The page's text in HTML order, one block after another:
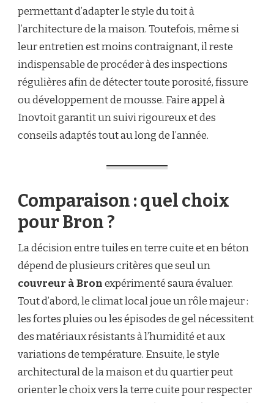
permettant d’adapter le style du toit à
l’architecture de la maison. Toutefois, même si
leur entretien est moins contraignant, il reste
indispensable de procéder à des inspections
régulières afin de détecter toute porosité, fissure
ou développement de mousse. Faire appel à
Inovtoit garantit un suivi rigoureux et des
conseils adaptés tout au long de l’année.
Comparaison : quel choix
pour Bron ?
La décision entre tuiles en terre cuite et en béton
dépend de plusieurs critères que seul un
couvreur à Bronexpérimenté saura évaluer.
Tout d’abord, le climat local joue un rôle majeur :
les fortes pluies ou les épisodes de gel nécessitent
des matériaux résistants à l’humidité et aux
variations de température. Ensuite, le style
architectural de la maison et du quartier peut
orienter le choix vers la terre cuite pour respecter